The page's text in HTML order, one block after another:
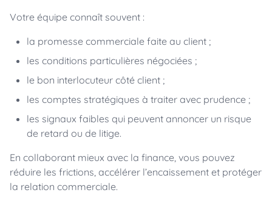
Votre équipe connaît souvent :
la promesse commerciale faite au client ;
les conditions particulières négociées ;
le bon interlocuteur côté client ;
les comptes stratégiques à traiter avec prudence ;
les signaux faibles qui peuvent annoncer un risque
de retard ou de litige.
En collaborant mieux avec la finance, vous pouvez
réduire les frictions, accélérer l’encaissement et protéger
la relation commerciale.